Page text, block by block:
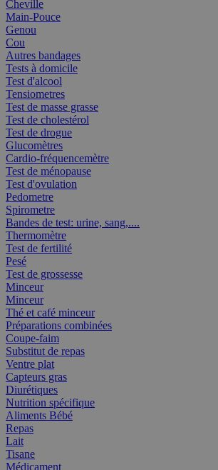
Cheville
Main-Pouce
Genou
Cou
Autres bandages
Tests à domicile
Test d'alcool
Tensiometres
Test de masse grasse
Test de cholestérol
Test de drogue
Glucomètres
Cardio-fréquencemètre
Test de ménopause
Test d'ovulation
Pedometre
Spirometre
Bandes de test: urine, sang,....
Thermomètre
Test de fertilité
Pesé
Test de grossesse
Minceur
Minceur
Thé et café minceur
Préparations combinées
Coupe-faim
Substitut de repas
Ventre plat
Capteurs gras
Diurétiques
Nutrition spécifique
Aliments Bébé
Repas
Lait
Tisane
Médicament